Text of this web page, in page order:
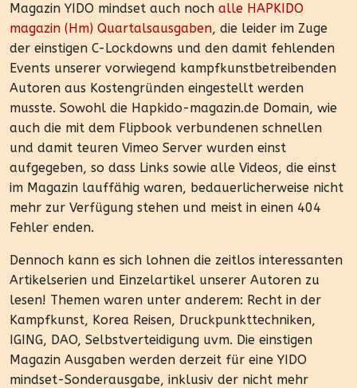
Magazin YIDO mindset auch noch alle HAPKIDO
magazin (Hm) Quartalsausgaben, die leider im Zuge
der einstigen C-Lockdowns und den damit fehlenden
Events unserer vorwiegend kampfkunstbetreibenden
Autoren aus Kostengründen eingestellt werden
musste. Sowohl die Hapkido-magazin.de Domain, wie
auch die mit dem Flipbook verbundenen schnellen
und damit teuren Vimeo Server wurden einst
aufgegeben, so dass Links sowie alle Videos, die einst
im Magazin lauffähig waren, bedauerlicherweise nicht
mehr zur Verfügung stehen und meist in einen 404
Fehler enden.
Dennoch kann es sich lohnen die zeitlos interessanten
Artikelserien und Einzelartikel unserer Autoren zu
lesen! Themen waren unter anderem: Recht in der
Kampfkunst, Korea Reisen, Druckpunkttechniken,
IGING, DAO, Selbstverteidigung uvm. Die einstigen
Magazin Ausgaben werden derzeit für eine YIDO
mindset-Sonderausgabe, inklusiv der nicht mehr